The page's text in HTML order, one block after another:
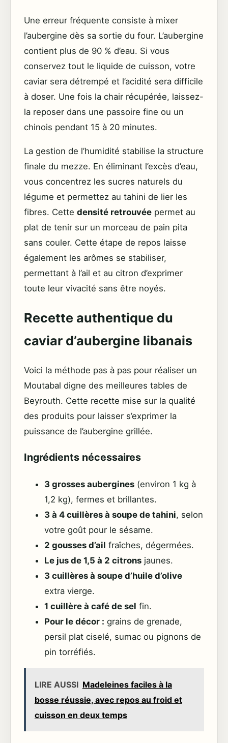
Une erreur fréquente consiste à mixer
l’aubergine dès sa sortie du four. L’aubergine
contient plus de 90 % d’eau. Si vous
conservez tout le liquide de cuisson, votre
caviar sera détrempé et l’acidité sera difficile
à doser. Une fois la chair récupérée, laissez-
la reposer dans une passoire fine ou un
chinois pendant 15 à 20 minutes.
La gestion de l’humidité stabilise la structure
finale du mezze. En éliminant l’excès d’eau,
vous concentrez les sucres naturels du
légume et permettez au tahini de lier les
fibres. Cette densité retrouvée permet au
plat de tenir sur un morceau de pain pita
sans couler. Cette étape de repos laisse
également les arômes se stabiliser,
permettant à l’ail et au citron d’exprimer
toute leur vivacité sans être noyés.
Recette authentique du
caviar d’aubergine libanais
Voici la méthode pas à pas pour réaliser un
Moutabal digne des meilleures tables de
Beyrouth. Cette recette mise sur la qualité
des produits pour laisser s’exprimer la
puissance de l’aubergine grillée.
Ingrédients nécessaires
3 grosses aubergines (environ 1 kg à
1,2 kg), fermes et brillantes.
3 à 4 cuillères à soupe de tahini, selon
votre goût pour le sésame.
2 gousses d’ail fraîches, dégermées.
Le jus de 1,5 à 2 citrons jaunes.
3 cuillères à soupe d’huile d’olive
extra vierge.
1 cuillère à café de sel fin.
Pour le décor : grains de grenade,
persil plat ciselé, sumac ou pignons de
pin torréfiés.
LIRE AUSSI Madeleines faciles à la
bosse réussie, avec repos au froid et
cuisson en deux temps